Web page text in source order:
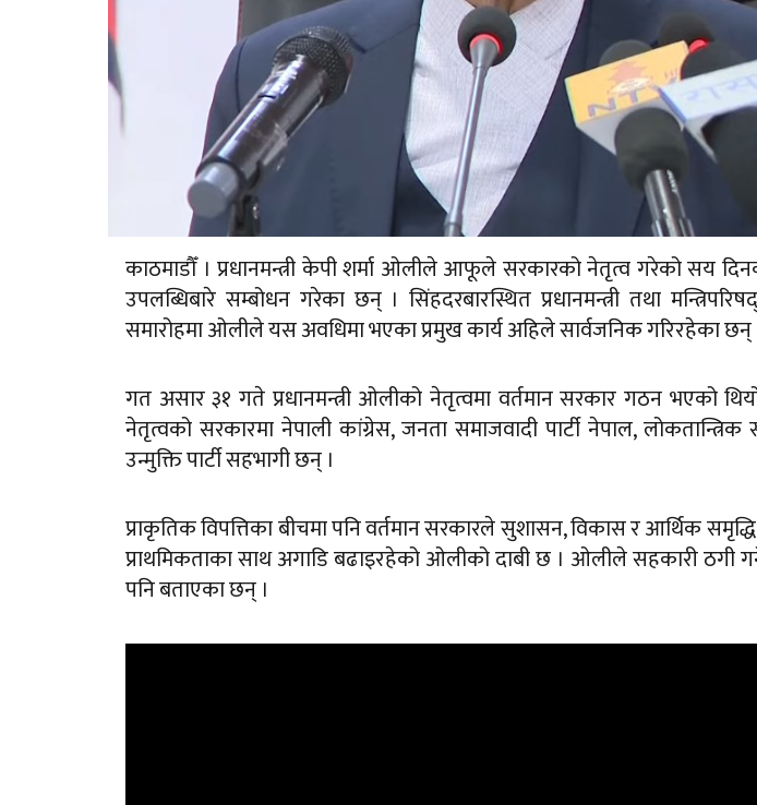
काठमाडौँ । प्रधानमन्त्री केपी शर्मा ओलीले आफूले सरकारको नेतृत्व गरेको सय
उपलब्धिबारे सम्बोधन गरेका छन् । सिंहदरबारस्थित प्रधानमन्त्री तथा
समारोहमा ओलीले यस अवधिमा भएका प्रमुख कार्य अहिले सार्वजनिक गरिरहेका छन्
गत असार ३१ गते प्रधानमन्त्री ओलीको नेतृत्वमा वर्तमान सरकार गठन भएको
नेतृत्वको सरकारमा नेपाली कांग्रेस, जनता समाजवादी पार्टी नेपाल, लोकतान्त्रिक
उन्मुक्ति पार्टी सहभागी छन् ।
प्राकृतिक विपत्तिका बीचमा पनि वर्तमान सरकारले सुशासन, विकास र आर्थिक समृद्धि
प्राथमिकताका साथ अगाडि बढाइरहेको ओलीको दाबी छ । ओलीले सहकारी ठगी
पनि बताएका छन् ।